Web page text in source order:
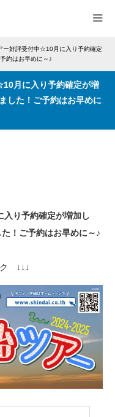
ー好評受付中☆10月に入り予約確定
約はお早めに～♪
月に入り予約確定が増
した！ご予約はお早めに
り予約確定が増加し
！ご予約はお早めに～♪
↓↓↓